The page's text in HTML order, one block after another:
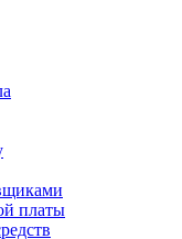
платы